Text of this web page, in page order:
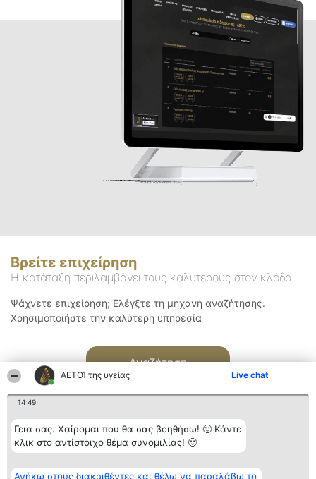
ΑΕΤΟΊ της υγείας Live chat
14:49
Γεια σας. Χαίρομαι που θα σας βοηθήσω! 🙂 Κάντε
κλικ στο αντίστοιχο θέμα συνομιλίας! 🙂
Ανήκω στους διακριθέντες και θέλω να παραλάβω το
Βρείτε επιχείρηση
Η κατάταξη περιλαμβάνει τους καλύτερους στον κλάδο
Ψάχνετε επιχείρηση; Ελέγξτε τη μηχανή αναζήτησης.
Χρησιμοποιήστε την καλύτερη υπηρεσία
Αναζήτηση
Διοργανωτής της
κατάταξης
Κατάταξη
Διακριθέντες
Επικοινωνία
Επικοινωνία